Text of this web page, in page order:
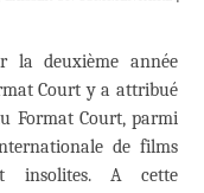
la deuxième année
Court y a attribué
Format Court, parmi
de films
insolites. A cette